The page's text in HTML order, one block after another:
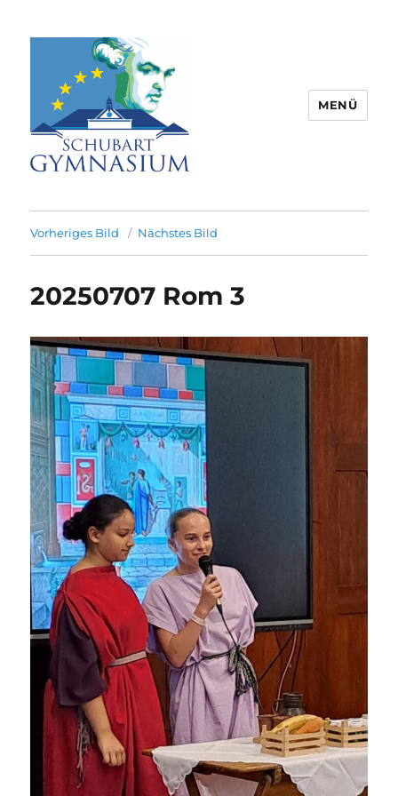
Partnerschule für Europa |
Rombacherstr. 30 | 73430 Aalen
MENÜ
Vorheriges Bild Nächstes Bild
20250707 Rom 3